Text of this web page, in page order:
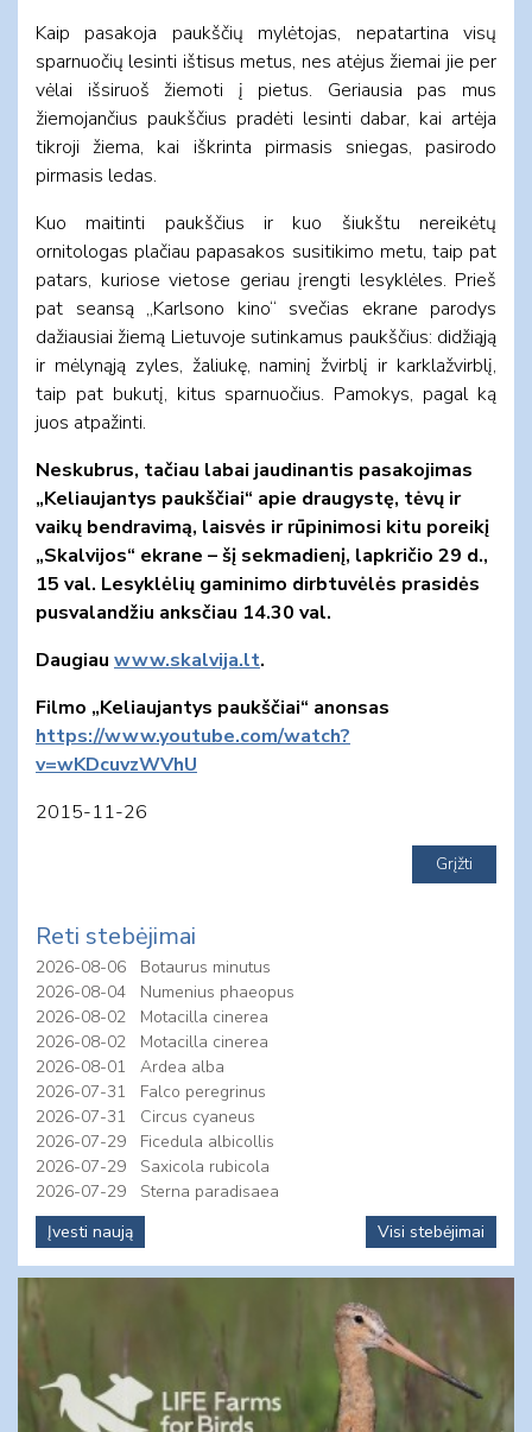
Kaip pasakoja paukščių mylėtojas, nepatartina visų
sparnuočių lesinti ištisus metus, nes atėjus žiemai jie per
vėlai išsiruoš žiemoti į pietus. Geriausia pas mus
žiemojančius paukščius pradėti lesinti dabar, kai artėja
tikroji žiema, kai iškrinta pirmasis sniegas, pasirodo
pirmasis ledas.
Kuo maitinti paukščius ir kuo šiukštu nereikėtų
ornitologas plačiau papasakos susitikimo metu, taip pat
patars, kuriose vietose geriau įrengti lesyklėles. Prieš
pat seansą „Karlsono kino“ svečias ekrane parodys
dažiausiai žiemą Lietuvoje sutinkamus paukščius: didžiąją
ir mėlynąją zyles, žaliukę, naminį žvirblį ir karklažvirblį,
taip pat bukutį, kitus sparnuočius. Pamokys, pagal ką
juos atpažinti.
Neskubrus, tačiau labai jaudinantis pasakojimas
„Keliaujantys paukščiai“ apie draugystę, tėvų ir
vaikų bendravimą, laisvės ir rūpinimosi kitu poreikį
„Skalvijos“ ekrane – šį sekmadienį, lapkričio 29 d.,
15 val. Lesyklėlių gaminimo dirbtuvėlės prasidės
pusvalandžiu anksčiau 14.30 val.
Daugiau www.skalvija.lt.
Filmo „Keliaujantys paukščiai“ anonsas
https://www.youtube.com/watch?
v=wKDcuvzWVhU
2015-11-26
Reti stebėjimai
2026-08-06
Botaurus minutus
2026-08-04
Numenius phaeopus
2026-08-02
Motacilla cinerea
2026-08-02
Motacilla cinerea
2026-08-01
Ardea alba
2026-07-31
Falco peregrinus
2026-07-31
Circus cyaneus
2026-07-29
Ficedula albicollis
2026-07-29
Saxicola rubicola
2026-07-29
Sterna paradisaea
Įvesti naują
Visi stebėjimai